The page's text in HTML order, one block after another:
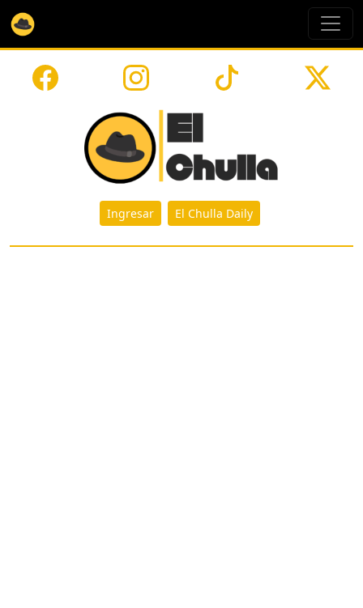
Ingresar El Chulla Daily